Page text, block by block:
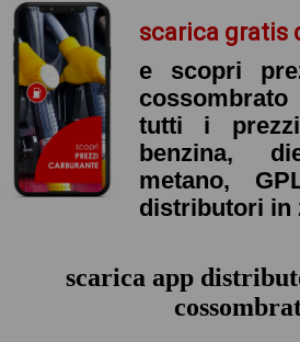
scarica gratis
e scopri
cossombrato
tutti i
benzina,
metano,
distributori in
scarica app